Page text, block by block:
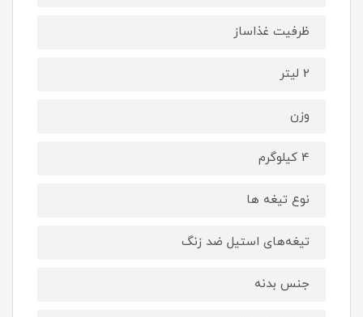
ظرفیت غذاساز
2 لیتر
وزن
4 کیلوگرم
نوع تیغه ها
تیغه‌های استیل ضد زنگ
جنس بدنه